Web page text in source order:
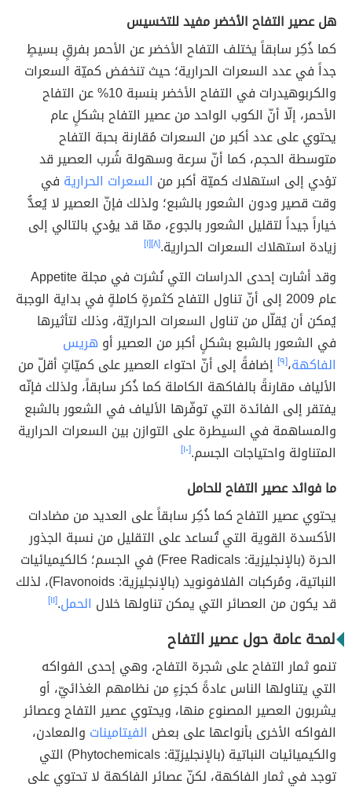
هل عصير التفاح الأخضر مفيد للتخسيس
كما ذُكِر سابقاً يختلف التفاح الأخضر عن الأحمر بفرقٍ بسيطٍ
جداً في عدد السعرات الحرارية؛ حيث تنخفض كميّة السعرات
والكربوهيدرات في التفاح الأخضر بنسبة 10% عن التفاح
الأحمر، إلّا أنّ الكوب الواحد من عصير التفاح بشكلٍ عام
يحتوي على عدد أكبر من السعرات مُقارنة بحبة التفاح
متوسطة الحجم، كما أنّ سرعة وسهولة شُرب العصير قد
تؤدي إلى استهلاك كميّة أكبر من السعرات الحرارية في
وقت قصير ودون الشعور بالشبع؛ ولذلك فإنّ العصير لا يُعدُّ
خياراً جيداً لتقليل الشعور بالجوع، ممّا قد يؤدي بالتالي إلى
زيادة استهلاك السعرات الحرارية.[٨] [١]
وقد أشارت إحدى الدراسات التي نُشرَت في مجلة Appetite
عام 2009 إلى أنّ تناول التفاح كثمرةٍ كاملةٍ في بداية الوجبة
يُمكن أن يُقلّل من تناول السعرات الحراريّة، وذلك لتأثيرها
في الشعور بالشبع بشكلٍ أكبر من العصير أو هريس
الفاكهة،[٩]
إضافةً إلى أنّ احتواء العصير على كميّاتٍ أقلّ من
الألياف مقارنةً بالفاكهة الكاملة كما ذُكر سابقاً، ولذلك فإنّه
يفتقر إلى الفائدة التي توفّرها الألياف في الشعور بالشبع
والمساهمة في السيطرة على التوازن بين السعرات الحرارية
المتناولة واحتياجات الجسم.[١٠]
ما فوائد عصير التفاح للحامل
يحتوي عصير التفاح كما ذُكِر سابقاً على العديد من مضادات
الأكسدة القوية التي تُساعد على التقليل من نسبة الجذور
الحرة (بالإنجليزية: Free Radicals) في الجسم؛ كالكيميائيات
النباتية، ومُركبات الفلافونويد (بالإنجليزية: Flavonoids)، لذلك
قد يكون من العصائر التي يمكن تناولها خلال الحمل.[١١]
لمحة عامة حول عصير التفاح
تنمو ثمار التفاح على شجرة التفاح، وهي إحدى الفواكه
التي يتناولها الناس عادةً كجزءٍ من نظامهم الغذائيّ، أو
يشربون العصير المصنوع منها، ويحتوي عصير التفاح وعصائر
الفواكه الأخرى بأنواعها على بعض الفيتامينات والمعادن،
والكيميائيات النباتية (بالإنجليزيّة: Phytochemicals) التي
توجد في ثمار الفاكهة، لكنّ عصائر الفاكهة لا تحتوي على